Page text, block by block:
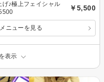
♪極上フェイシャル
￥5,500
ニューを見る
表示